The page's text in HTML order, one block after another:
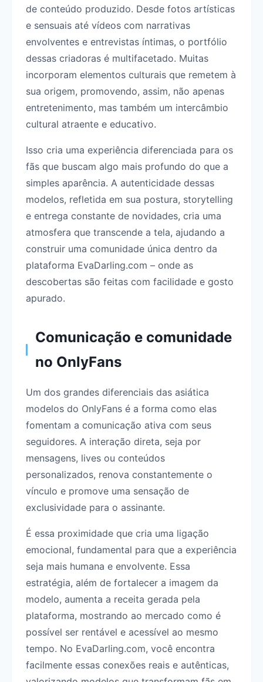
de conteúdo produzido. Desde fotos artísticas
e sensuais até vídeos com narrativas
envolventes e entrevistas íntimas, o portfólio
dessas criadoras é multifacetado. Muitas
incorporam elementos culturais que remetem à
sua origem, promovendo, assim, não apenas
entretenimento, mas também um intercâmbio
cultural atraente e educativo.
Isso cria uma experiência diferenciada para os
fãs que buscam algo mais profundo do que a
simples aparência. A autenticidade dessas
modelos, refletida em sua postura, storytelling
e entrega constante de novidades, cria uma
atmosfera que transcende a tela, ajudando a
construir uma comunidade única dentro da
plataforma EvaDarling.com – onde as
descobertas são feitas com facilidade e gosto
apurado.
Comunicação e comunidade
no OnlyFans
Um dos grandes diferenciais das asiática
modelos do OnlyFans é a forma como elas
fomentam a comunicação ativa com seus
seguidores. A interação direta, seja por
mensagens, lives ou conteúdos
personalizados, renova constantemente o
vínculo e promove uma sensação de
exclusividade para o assinante.
É essa proximidade que cria uma ligação
emocional, fundamental para que a experiência
seja mais humana e envolvente. Essa
estratégia, além de fortalecer a imagem da
modelo, aumenta a receita gerada pela
plataforma, mostrando ao mercado como é
possível ser rentável e acessível ao mesmo
tempo. No EvaDarling.com, você encontra
facilmente essas conexões reais e autênticas,